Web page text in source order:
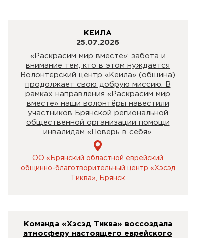
КЕИЛА
25.07.2026
«Раскрасим мир вместе»: забота и
внимание тем, кто в этом нуждается
Волонтёрский центр «Кеила» (община)
продолжает свою добрую миссию. В
рамках направления «Раскрасим мир
вместе» наши волонтёры навестили
участников Брянской региональной
общественной организации помощи
инвалидам «Поверь в себя».
ОО «Брянский областной еврейский
общинно-благотворительный центр «Хэсэд
Тиква», Брянск
Команда «Хэсэд Тиква» воссоздала
атмосферу настоящего еврейского